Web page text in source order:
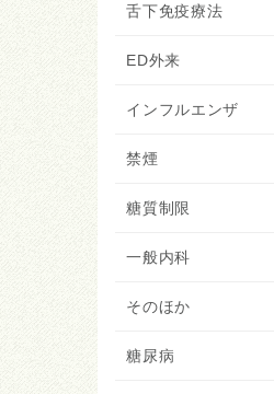
舌下免疫療法
ED外来
インフルエンザ
禁煙
糖質制限
一般内科
そのほか
糖尿病